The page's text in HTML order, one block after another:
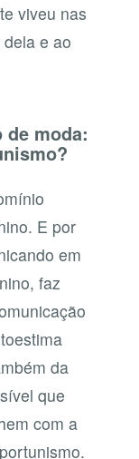
viveu nas
e ao
de moda:
E por
em
faz
da
que
com a